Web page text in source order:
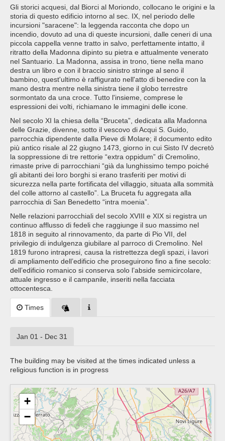
Gli storici acquesi, dal Biorci al Moriondo, collocano le origini e la
storia di questo edificio intorno al sec. IX, nel periodo delle
incursioni "saracene": la leggenda racconta che dopo un
incendio, dovuto ad una di queste incursioni, dalle ceneri di una
piccola cappella venne tratto in salvo, perfettamente intatto, il
ritratto della Madonna dipinto su pietra e attualmente venerato
nel Santuario. La Madonna, assisa in trono, tiene nella mano
destra un libro e con il braccio sinistro stringe al seno il
bambino, quest'ultimo è raffigurato nell'atto di benedire con la
mano destra mentre nella sinistra tiene il globo terrestre
sormontato da una croce. Tutto l'insieme, comprese le
espressioni dei volti, richiamano le immagini delle icone.
Nel secolo XI la chiesa della “Bruceta”, dedicata alla Madonna
delle Grazie, divenne, sotto il vescovo di Acqui S. Guido,
parrocchia dipendente dalla Pieve di Molare; il documento edito
più antico risale al 22 giugno 1473, giorno in cui Sisto IV decretò
la soppressione di tre rettorie “extra oppidum” di Cremolino,
rimaste prive di parrocchiani “già da lunghissimo tempo poiché
gli abitanti dei loro borghi si erano trasferiti per motivi di
sicurezza nella parte fortificata del villaggio, situata alla sommità
del colle attorno al castello”. La Bruceta fu aggregata alla
parrocchia di San Benedetto “intra moenia”.
Nelle relazioni parrocchiali del secolo XVIII e XIX si registra un
continuo afflusso di fedeli che raggiunge il suo massimo nel
1818 in seguito al rinnovamento, da parte di Pio VII, del
privilegio di indulgenza giubilare al parroco di Cremolino. Nel
1819 furono intrapresi, causa la ristrettezza degli spazi, i lavori
di ampliamento dell’edificio che proseguirono fino a fine secolo:
dell’edificio romanico si conserva solo l’abside semicircolare,
attuale ingresso e il campanile, inseriti nella facciata
ottocentesca.
Times
Jan 01 - Dec 31
The building may be visited at the times indicated unless a
religious function is in progress
+
−